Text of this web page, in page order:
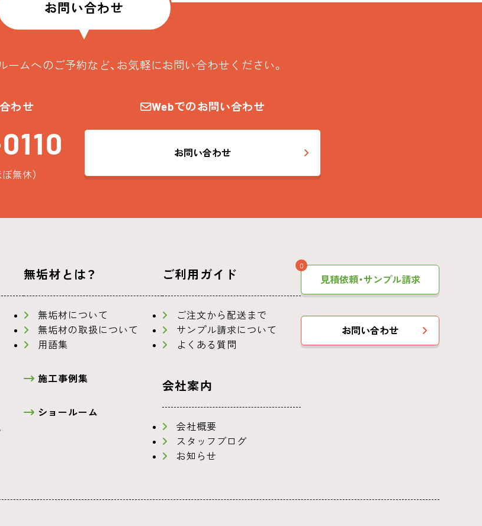
お問い合わせ
ームへのご予約など、お気軽にお問い合わせください。
わせ
無休）
Webでのお問い合わせ
お問い合わせ
無垢材とは？
無垢材について
無垢材の取扱について
用語集
施工事例集
ショールーム
ご利用ガイド
ご注文から配送まで
サンプル請求について
よくある質問
会社案内
会社概要
スタッフブログ
お知らせ
見積依頼・サンプル請求
0
お問い合わせ